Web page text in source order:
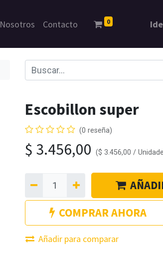
Nosotros Contacto 0
Escobillon super
(0 reseña)
$ 3.456,00 ($ 3.456,00 /
COMPRAR AHORA
Añadir para comparar